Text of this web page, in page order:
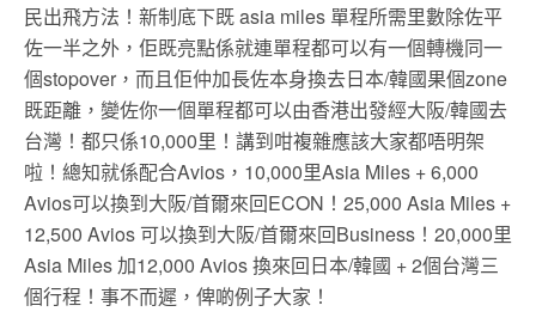
民出飛方法！新制底下既 asia miles 單程所需里數除佐平
佐一半之外，佢既亮點係就連單程都可以有一個轉機同一
個stopover，而且佢仲加長佐本身換去日本/韓國果個zone
既距離，變佐你一個單程都可以由香港出發經大阪/韓國去
台灣！都只係10,000里！講到咁複雜應該大家都唔明架
啦！總知就係配合Avios，10,000里Asia Miles + 6,000
Avios可以換到大阪/首爾來回ECON！25,000 Asia Miles +
12,500 Avios 可以換到大阪/首爾來回Business！20,000里
Asia Miles 加12,000 Avios 換來回日本/韓國 + 2個台灣三
個行程！事不而遲，俾啲例子大家！